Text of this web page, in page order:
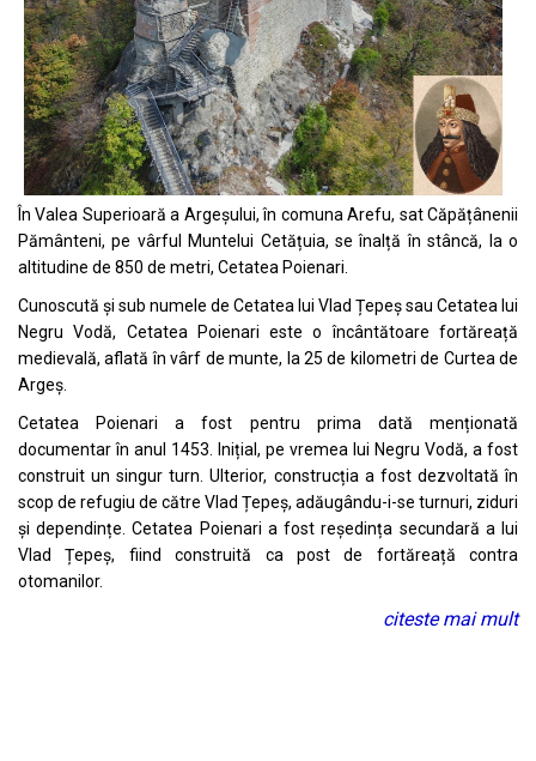
În Valea Superioară a Argeșului, în comuna Arefu, sat Căpățânenii
Pământeni, pe vârful Muntelui Cetățuia, se înalță în stâncă, la o
altitudine de 850 de metri, Cetatea Poienari.
Cunoscută și sub numele de Cetatea lui Vlad Țepeș sau Cetatea lui
Negru Vodă, Cetatea Poienari este o încântătoare fortăreață
medievală, aflată în vârf de munte, la 25 de kilometri de Curtea de
Argeș.
Cetatea Poienari a fost pentru prima dată menționată
documentar în anul 1453. Inițial, pe vremea lui Negru Vodă, a fost
construit un singur turn. Ulterior, construcția a fost dezvoltată în
scop de refugiu de către Vlad Țepeș, adăugându-i-se turnuri, ziduri
și dependințe. Cetatea Poienari a fost reședința secundară a lui
Vlad Țepeș, fiind construită ca post de fortăreață contra
otomanilor.
citeste mai mult